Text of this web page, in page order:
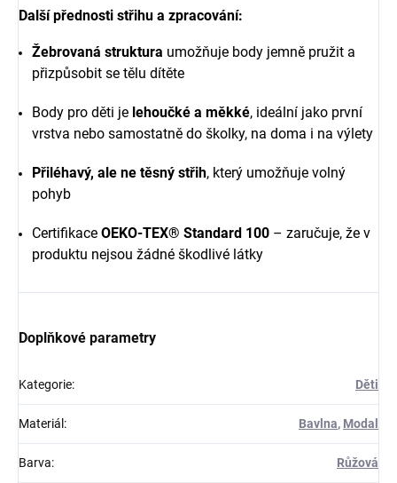
Další přednosti střihu a zpracování:
Žebrovaná struktura umožňuje body jemně pružit a
přizpůsobit se tělu dítěte
Body pro děti je lehoučké a měkké, ideální jako první
vrstva nebo samostatně do školky, na doma i na výlety
Přiléhavý, ale ne těsný střih, který umožňuje volný
pohyb
Certifikace OEKO-TEX® Standard 100 – zaručuje, že v
produktu nejsou žádné škodlivé látky
Doplňkové parametry
Kategorie: Děti
Materiál : Bavlna, Modal
Barva: Růžová